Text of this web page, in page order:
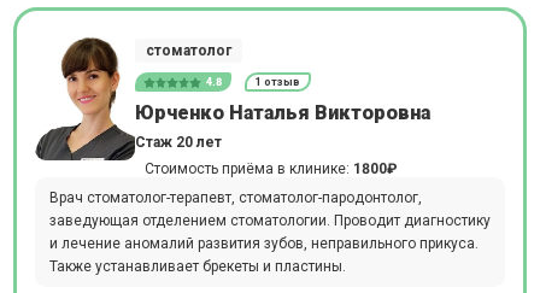
стоматолог
4.8 1 отзыв
Юрченко Наталья Викторовна
Стаж 20 лет
Стоимость приёма в клинике: 1800₽
Врач стоматолог-терапевт, стоматолог-пародонтолог,
заведующая отделением стоматологии. Проводит диагностику
и лечение аномалий развития зубов, неправильного прикуса.
Также устанавливает брекеты и пластины.